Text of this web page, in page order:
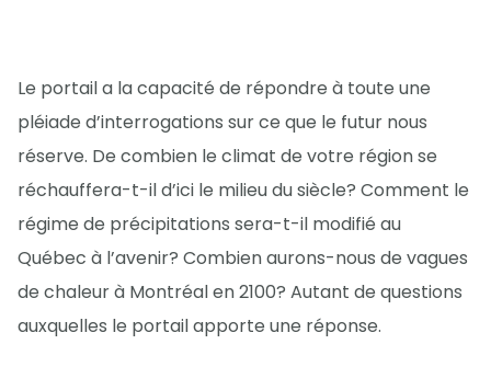
Le portail a la capacité de répondre à toute une
pléiade d’interrogations sur ce que le futur nous
réserve. De combien le climat de votre région se
réchauffera-t-il d’ici le milieu du siècle? Comment le
régime de précipitations sera-t-il modifié au
Québec à l’avenir? Combien aurons-nous de vagues
de chaleur à Montréal en 2100? Autant de questions
auxquelles le portail apporte une réponse.